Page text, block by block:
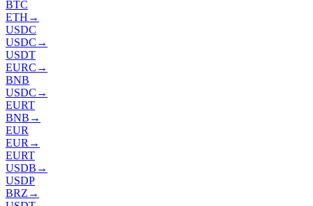
BTC
ETH →
USDC
USDC →
USDT
EURC →
BNB
USDC →
EURT
BNB →
EUR
EUR →
EURT
USDB →
USDP
BRZ →